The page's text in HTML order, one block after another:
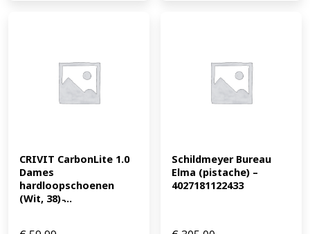
CRIVIT CarbonLite 1.0
Dames
hardloopschoenen
(Wit, 38) ̵...
Schildmeyer Bureau
Elma (pistache) –
4027181122433